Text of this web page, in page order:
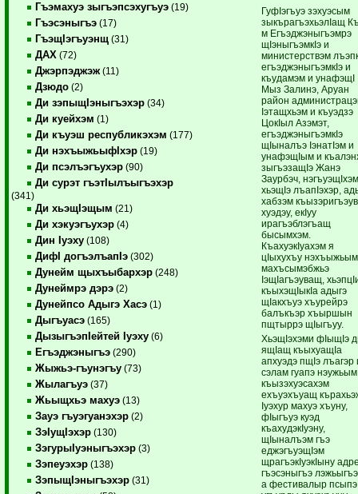
Гъэмахуэ зыгъэпсэхугъуэ (19)
Гъэсэныгъэ (17)
ГъэщIэгъуэнщ (31)
ДАХ (72)
Джэрпэджэж (11)
Дзюдо (2)
Ди зэпыщIэныгъэхэр (34)
Ди куейхэм (1)
Ди къуэш республикэхэм (177)
Ди нэхъыжьыфIхэр (19)
Ди псэлъэгъухэр (90)
Ди сурэт гъэтIылъыгъэхэр
(341)
Ди хьэщIэщым (21)
Ди хэкуэгъухэр (4)
Дин Iуэху (108)
ДифI догъэлъапIэ (302)
Дунейм щыхъыбархэр (248)
Дунеймрэ дэрэ (2)
Дунейпсо Адыгэ Хасэ (1)
Дыгъуасэ (165)
ДызыгъэпIейтей Iуэху (6)
Егъэджэныгъэ (290)
Жыжьэ-гъунэгъу (73)
Жылагъуэ (37)
Жьыщхьэ махуэ (13)
Зауэ гъуэгуанэхэр (2)
ЗэIущIэхэр (130)
ЗэгурыIуэныгъэхэр (3)
Зэпеуэхэр (138)
ЗэпыщIэныгъэхэр (31)
ГуфIэгъуэ зэхуэсым
зыкърагъэхьэлIащ
м Егъэджэныгъэмрэ
щIэныгъэмкIэ и
министерствэм
егъэджэныгъэмкIэ и
къудамэм и унафэщI
Мыз Залинэ, Аруан
район
Iэтащхьэм и къуэдзэ
ЦокIыл Азэмэт,
егъэджэныгъэмкIэ
щIыналъэ IэнатIэм и
унафэщIым и
зыгъэзащIэ Жанэ
Заурбэч,
хьэщIэ лъапIэхэр,
хабзэм
хуэдэу, екIуу
ирагъэблэгъащ
бысымхэм.
КъахуэкIуахэм я
цIыхухъу нэхъыжьым
махъсымэбжьэ
IэщIагъэуващ,
къыхэщIыкIа адыгэ
щIакхъуэ хъурейрэ
балъкъэр хъыршын
пщтыррэ щIыгъуу.
ХьэщIэхэми фIыщIэ
ящIащ къыхуащIа
апхуэдэ пщIэ лъагэр
сэлам гуапэ нэужьым
къызэхуэсахэм
ехъуэхъуащ
Iуэхур махуэ хъуну,
фIыгъуэ куэд
къахудэкIуэну,
щIыналъэм гъэ
еджэгъуэщIэм
щрагъэкIуэкIыну
гъэсэныгъэ
а фестивалыр псыпэ